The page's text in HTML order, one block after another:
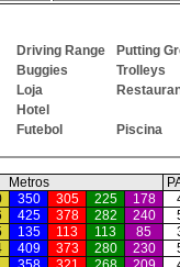
Driving Range
Putting
Buggies
Trolleys
Loja
Hotel
Futebol
Piscina